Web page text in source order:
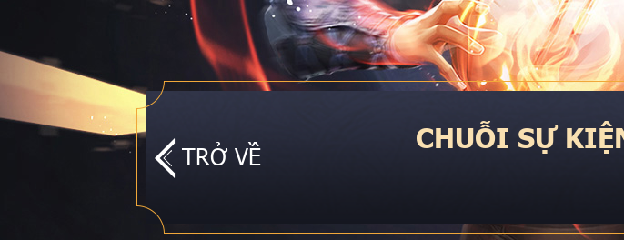
TRỞ VỀ
CHUỖI SỰ